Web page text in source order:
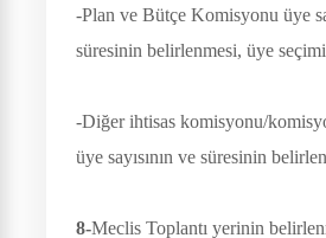
-Plan ve Bütçe Komisyonu üye
süresinin belirlenmesi, üye
-Diğer ihtisas komisyonu/
üye sayısının ve süresinin
8-Meclis Toplantı yerinin